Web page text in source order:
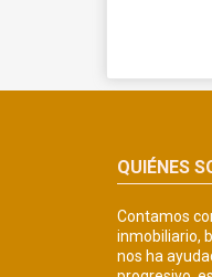
QUIÉNES
Contamos
inmobiliario,
nos ha